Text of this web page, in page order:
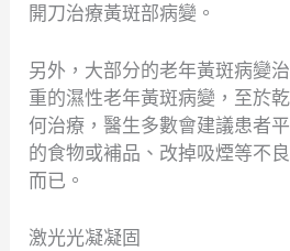
開刀治療黃斑部病變。
另外，大部分的老年黃斑病變
重的濕性老年黃斑病變，至於
何治療，醫生多數會建議患者
的食物或補品、改掉吸煙等不
而已。
激光光凝凝固